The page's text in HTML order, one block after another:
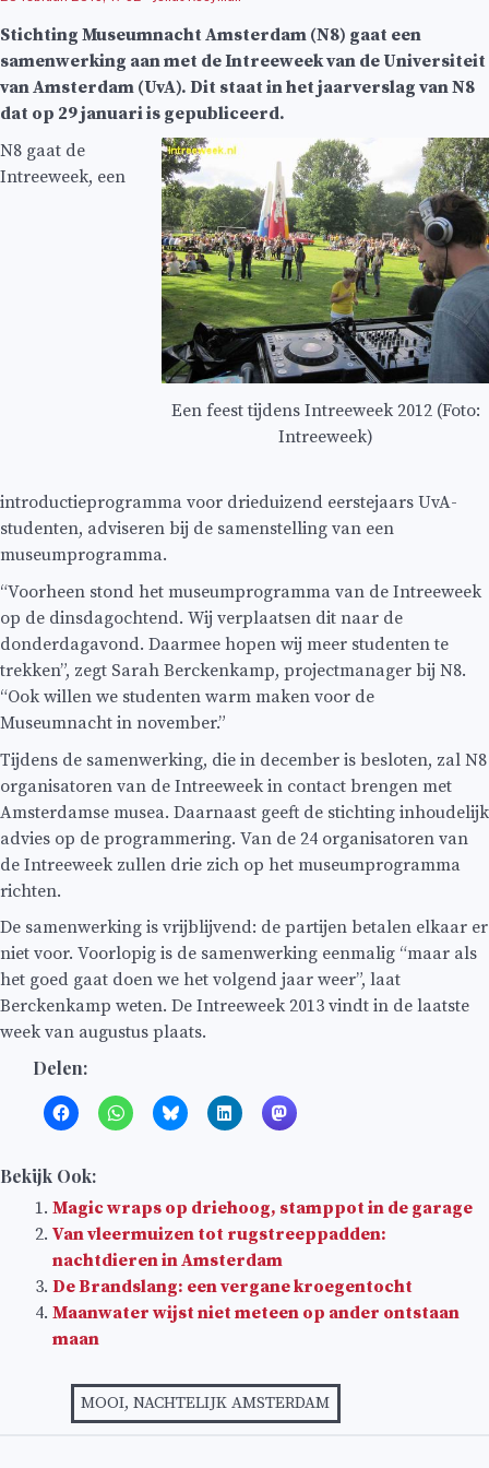
Stichting Museumnacht Amsterdam (N8) gaat een
samenwerking aan met de Intreeweek van de Universiteit
van Amsterdam (UvA). Dit staat in het jaarverslag van N8
dat op 29 januari is gepubliceerd.
Een feest tijdens Intreeweek 2012 (Foto:
Intreeweek)
N8 gaat de
Intreeweek, een
introductieprogramma voor drieduizend eerstejaars UvA-
studenten, adviseren bij de samenstelling van een
museumprogramma.
“Voorheen stond het museumprogramma van de Intreeweek
op de dinsdagochtend. Wij verplaatsen dit naar de
donderdagavond. Daarmee hopen wij meer studenten te
trekken”, zegt Sarah Berckenkamp, projectmanager bij N8.
“Ook willen we studenten warm maken voor de
Museumnacht in november.”
Tijdens de samenwerking, die in december is besloten, zal N8
organisatoren van de Intreeweek in contact brengen met
Amsterdamse musea. Daarnaast geeft de stichting inhoudelijk
advies op de programmering. Van de 24 organisatoren van
de Intreeweek zullen drie zich op het museumprogramma
richten.
De samenwerking is vrijblijvend: de partijen betalen elkaar er
niet voor. Voorlopig is de samenwerking eenmalig “maar als
het goed gaat doen we het volgend jaar weer”, laat
Berckenkamp weten. De Intreeweek 2013 vindt in de laatste
week van augustus plaats.
Delen:
Bekijk Ook:
Magic wraps op driehoog, stamppot in de garage
Van vleermuizen tot rugstreeppadden:
nachtdieren in Amsterdam
De Brandslang: een vergane kroegentocht
Maanwater wijst niet meteen op ander ontstaan
maan
MOOI,NACHTELIJK AMSTERDAM